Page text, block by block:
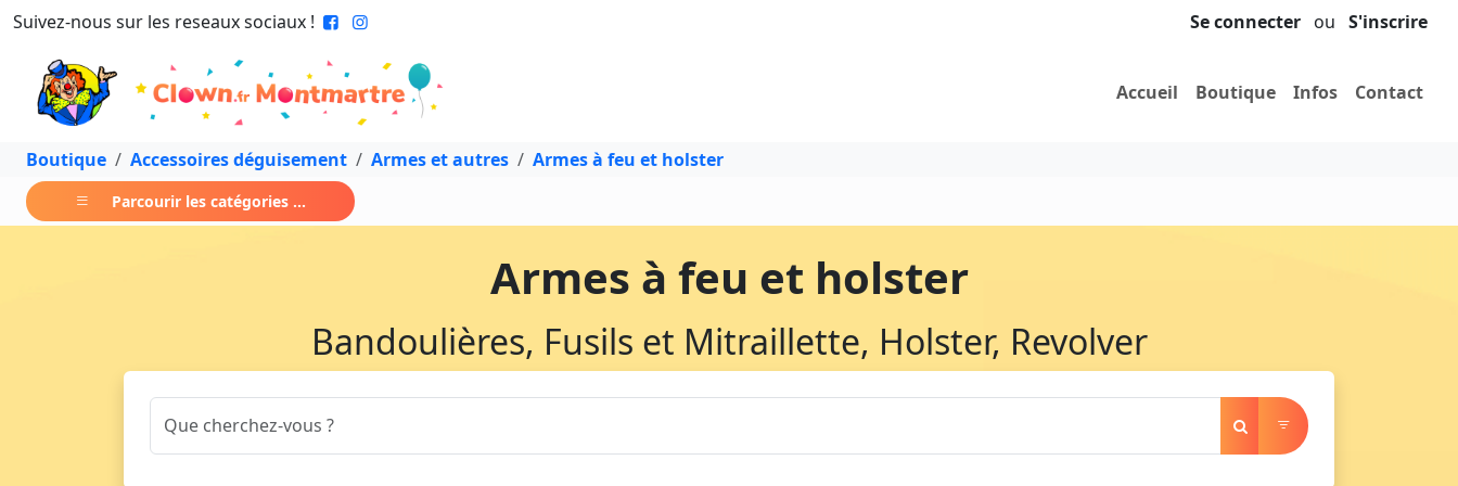
Suivez-nous sur les reseaux sociaux ! Se connecter ou S'inscrire
Accueil Boutique Infos Contact
Boutique Accessoires déguisement Armes et autres Armes à feu et holster
Parcourir les catégories ...
Armes à feu et holster
Bandoulières, Fusils et Mitraillette, Holster, Revolver